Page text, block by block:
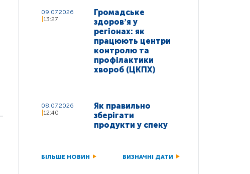
09.07.2026
13:27
Громадське
здоровʼя у
регіонах: як
працюють центри
контролю та
профілактики
хвороб (ЦКПХ)
08.07.2026
12:40
Як правильно
зберігати
продукти у спеку
БІЛЬШЕ НОВИН ВИЗНАЧНІ ДАТИ